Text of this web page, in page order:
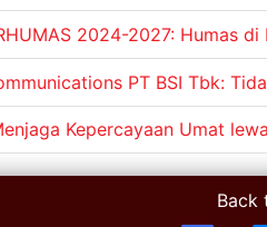
2024-2027: Humas
PT BSI Tbk:
Kepercayaan Umat
Back